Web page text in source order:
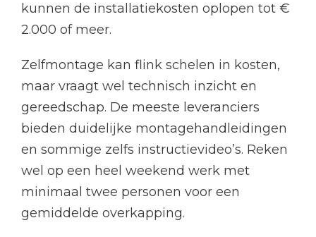
kunnen de installatiekosten oplopen tot €
2.000 of meer.
Zelfmontage kan flink schelen in kosten,
maar vraagt wel technisch inzicht en
gereedschap. De meeste leveranciers
bieden duidelijke montagehandleidingen
en sommige zelfs instructievideo’s. Reken
wel op een heel weekend werk met
minimaal twee personen voor een
gemiddelde overkapping.